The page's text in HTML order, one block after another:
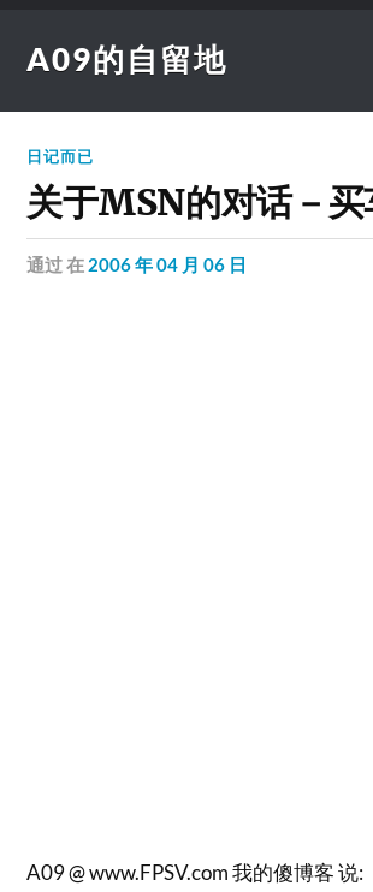
A09的自留地
日记而已
关于MSN的对话－买
通过在 2006 年 04 月 06 日
A09 @ www.FPSV.com 我的傻博客 说: